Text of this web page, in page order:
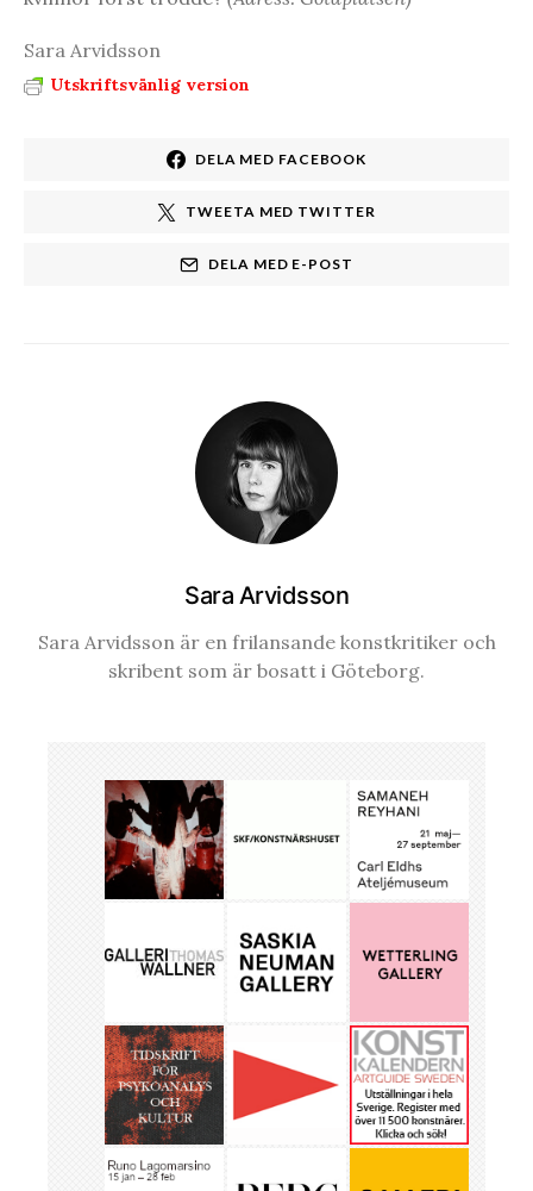
Sara Arvidsson
Utskriftsvänlig version
DELA MED FACEBOOK
TWEETA MED TWITTER
DELA MED E-POST
Sara Arvidsson
Sara Arvidsson är en frilansande konstkritiker och
skribent som är bosatt i Göteborg.